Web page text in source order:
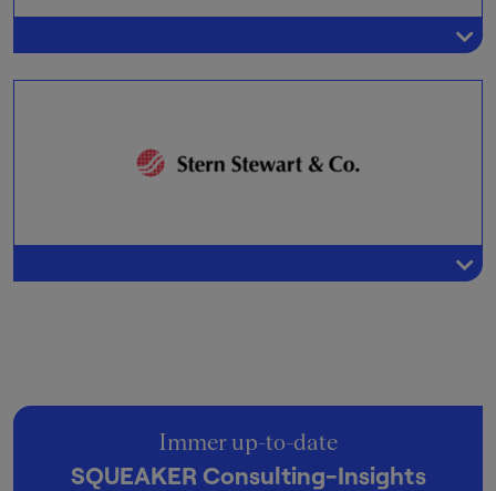
Immer up-to-date
SQUEAKER Consulting-Insights